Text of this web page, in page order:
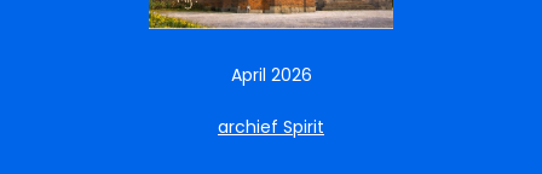
April 2026
archief Spirit